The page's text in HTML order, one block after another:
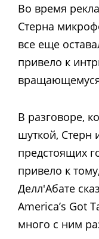
Во время
Стерна
все еще
привело к
В разговоре,
шуткой, Стерн
предстоящих
привело к
Делл'Абате
America’s Got
много с ним